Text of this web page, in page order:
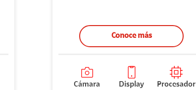
Conoce más
Cámara Display Procesador